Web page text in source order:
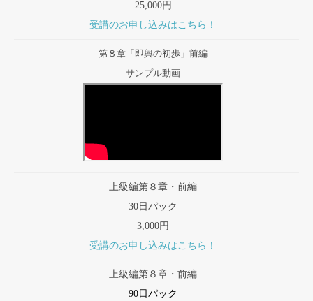
25,000円
受講のお申し込みはこちら！
第８章「即興の初歩」前編
サンプル動画
上級編第８章・前編
30日パック
3,000円
受講のお申し込みはこちら！
上級編第８章・前編
90日パック